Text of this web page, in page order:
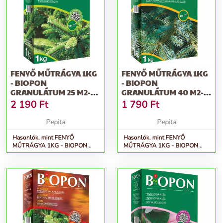
FENYŐ MŰTRÁGYA 1KG
- BIOPON
GRANULÁTUM 25 M2-RE
ELEGENDŐ
TÖBBKOMP...
2 190 Ft
Pepita
Hasonlók, mint FENYŐ
MŰTRÁGYA 1KG - BIOPON
granulátum 25 m2-re elegendő
FENYŐ MŰTRÁGYA 1KG
- BIOPON
GRANULÁTUM 40 M2-
RE ELEGENDŐ
TÖBBKOMP...
1 790 Ft
Pepita
Hasonlók, mint FENYŐ
MŰTRÁGYA 1KG - BIOPON
granulátum 40 m2-re elegendő